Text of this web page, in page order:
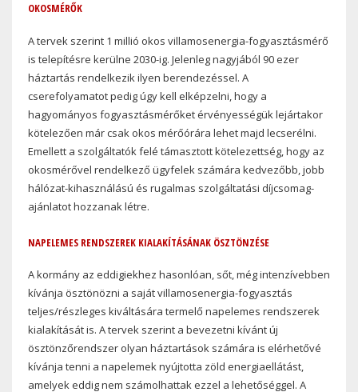
OKOSMÉRŐK
A tervek szerint 1 millió okos villamosenergia-fogyasztásmérő
is telepítésre kerülne 2030-ig. Jelenleg nagyjából 90 ezer
háztartás rendelkezik ilyen berendezéssel. A
cserefolyamatot pedig úgy kell elképzelni, hogy a
hagyományos fogyasztásmérőket érvényességük lejártakor
kötelezően már csak okos mérőórára lehet majd lecserélni.
Emellett a szolgáltatók felé támasztott kötelezettség, hogy az
okosmérővel rendelkező ügyfelek számára kedvezőbb, jobb
hálózat-kihasználású és rugalmas szolgáltatási díjcsomag-
ajánlatot hozzanak létre.
NAPELEMES RENDSZEREK KIALAKÍTÁSÁNAK ÖSZTÖNZÉSE
A kormány az eddigiekhez hasonlóan, sőt, még intenzívebben
kívánja ösztönözni a saját villamosenergia-fogyasztás
teljes/részleges kiváltására termelő napelemes rendszerek
kialakítását is. A tervek szerint a bevezetni kívánt új
ösztönzőrendszer olyan háztartások számára is elérhetővé
kívánja tenni a napelemek nyújtotta zöld energiaellátást,
amelyek eddig nem számolhattak ezzel a lehetőséggel. A